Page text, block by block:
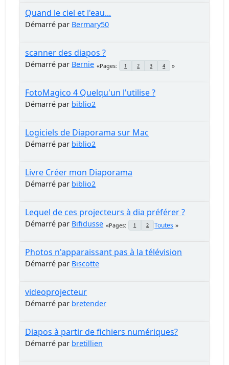
Quand le ciel et l'eau...
Démarré par Bermary50
scanner des diapos ?
Démarré par Bernie Pages 1 2 3 4
FotoMagico 4 Quelqu'un l'utilise ?
Démarré par biblio2
Logiciels de Diaporama sur Mac
Démarré par biblio2
Livre Créer mon Diaporama
Démarré par biblio2
Lequel de ces projecteurs à dia préférer ?
Démarré par Bifidusse Pages 1 2 Toutes
Photos n'apparaissant pas à la télévision
Démarré par Biscotte
videoprojecteur
Démarré par bretender
Diapos à partir de fichiers numériques?
Démarré par bretillien